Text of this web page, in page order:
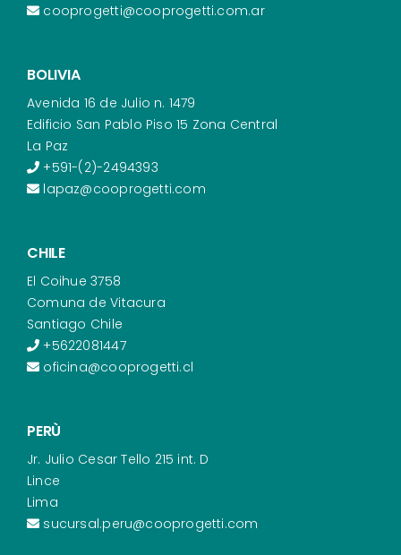
cooprogetti@cooprogetti.com.ar
BOLIVIA
Avenida 16 de Julio n. 1479
Edificio San Pablo Piso 15 Zona Central
La Paz
+591-(2)-2494393
lapaz@cooprogetti.com
CHILE
El Coihue 3758
Comuna de Vitacura
Santiago Chile
+5622081447
oficina@cooprogetti.cl
PERÙ
Jr. Julio Cesar Tello 215 int. D
Lince
Lima
sucursal.peru@cooprogetti.com